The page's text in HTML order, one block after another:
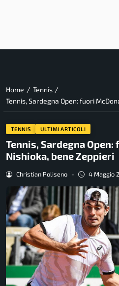
Home / Tennis /
Tennis, Sardegna Open: fuori
TENNIS ULTIMI ARTICOLI
Tennis, Sardegna
Nishioka, bene Zeppieri
Christian Poliseno - 4 Maggio